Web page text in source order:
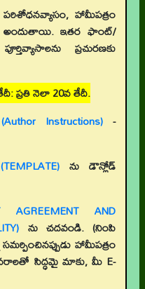
హామీపత్రం
ఇతర ఫాంట్/
ప్రచురణకు
ప్రతి నెలా 20వ తేదీ.
Instructions) -
ను డౌన్లోడ్
AGREEMENT AND
ను చదవండి. (నింపి
హామీపత్రం
సిద్ధమై మాకు, మీ E-